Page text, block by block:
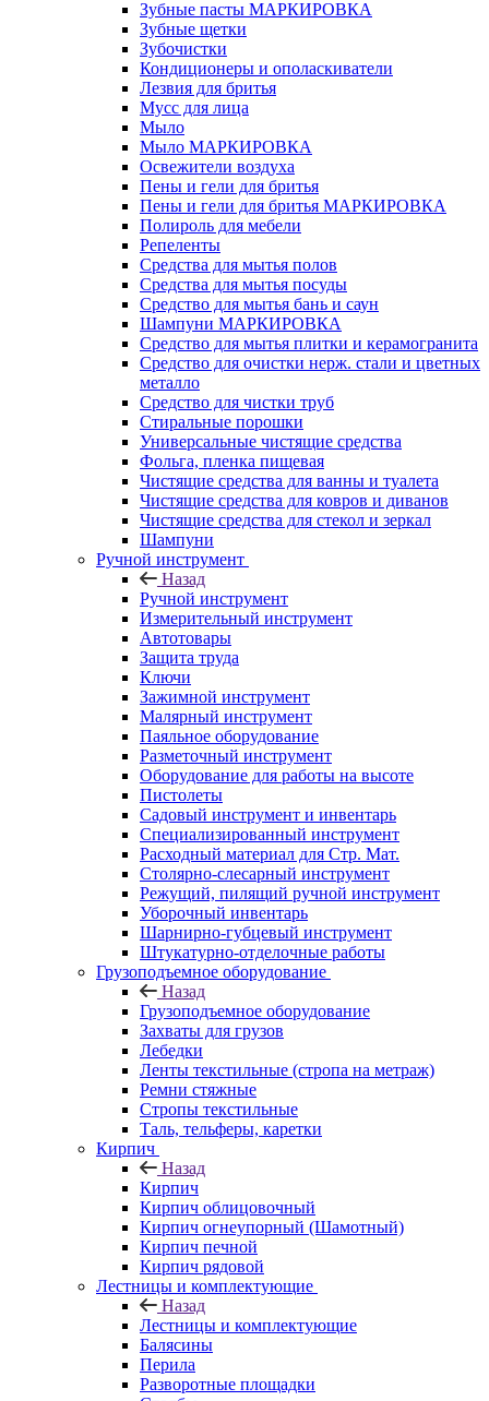
Зубные пасты МАРКИРОВКА
Зубные щетки
Зубочистки
Кондиционеры и ополаскиватели
Лезвия для бритья
Мусс для лица
Мыло
Мыло МАРКИРОВКА
Освежители воздуха
Пены и гели для бритья
Пены и гели для бритья МАРКИРОВКА
Полироль для мебели
Репеленты
Средства для мытья полов
Средства для мытья посуды
Средство для мытья бань и саун
Шампуни МАРКИРОВКА
Средство для мытья плитки и керамогранита
Средство для очистки нерж. стали и цветных
металло
Средство для чистки труб
Стиральные порошки
Универсальные чистящие средства
Фольга, пленка пищевая
Чистящие средства для ванны и туалета
Чистящие средства для ковров и диванов
Чистящие средства для стекол и зеркал
Шампуни
Ручной инструмент
Назад
Ручной инструмент
Измерительный инструмент
Автотовары
Защита труда
Ключи
Зажимной инструмент
Малярный инструмент
Паяльное оборудование
Разметочный инструмент
Оборудование для работы на высоте
Пистолеты
Садовый инструмент и инвентарь
Специализированный инструмент
Расходный материал для Стр. Мат.
Столярно-слесарный инструмент
Режущий, пилящий ручной инструмент
Уборочный инвентарь
Шарнирно-губцевый инструмент
Штукатурно-отделочные работы
Грузоподъемное оборудование
Назад
Грузоподъемное оборудование
Захваты для грузов
Лебедки
Ленты текстильные (стропа на метраж)
Ремни стяжные
Стропы текстильные
Таль, тельферы, каретки
Кирпич
Назад
Кирпич
Кирпич облицовочный
Кирпич огнеупорный (Шамотный)
Кирпич печной
Кирпич рядовой
Лестницы и комплектующие
Назад
Лестницы и комплектующие
Балясины
Перила
Разворотные площадки